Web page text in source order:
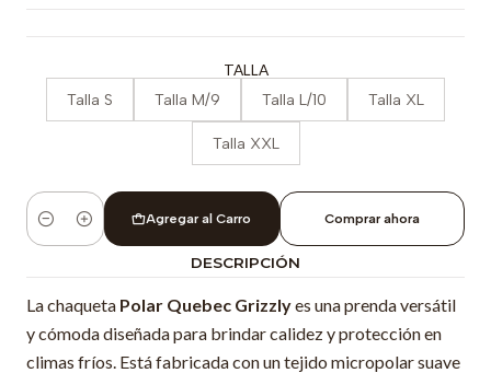
TALLA
Talla S Talla M/9 Talla L/10 Talla XL
Talla XXL
Cantidad
Agregar al Carro Comprar ahora
DESCRIPCIÓN
La chaqueta Polar Quebec Grizzlyes una prenda versátil
y cómoda diseñada para brindar calidez y protección en
climas fríos. Está fabricada con un tejido micropolar suave